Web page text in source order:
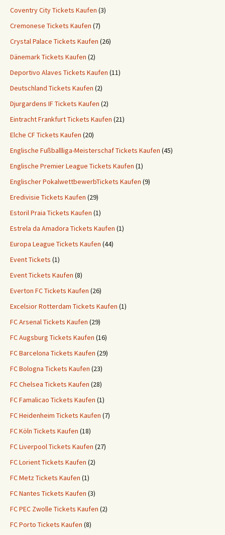
Coventry City Tickets Kaufen (3)
Cremonese Tickets Kaufen (7)
Crystal Palace Tickets Kaufen (26)
Dänemark Tickets Kaufen (2)
Deportivo Alaves Tickets Kaufen (11)
Deutschland Tickets Kaufen (2)
Djurgardens IF Tickets Kaufen (2)
Eintracht Frankfurt Tickets Kaufen (21)
Elche CF Tickets Kaufen (20)
Englische Fußballliga-Meisterschaf Tickets Kaufen (45)
Englische Premier League Tickets Kaufen (1)
Englischer PokalwettbewerbTickets Kaufen (9)
Eredivisie Tickets Kaufen (29)
Estoril Praia Tickets Kaufen (1)
Estrela da Amadora Tickets Kaufen (1)
Europa League Tickets Kaufen (44)
Event Tickets (1)
Event Tickets Kaufen (8)
Everton FC Tickets Kaufen (26)
Excelsior Rotterdam Tickets Kaufen (1)
FC Arsenal Tickets Kaufen (29)
FC Augsburg Tickets Kaufen (16)
FC Barcelona Tickets Kaufen (29)
FC Bologna Tickets Kaufen (23)
FC Chelsea Tickets Kaufen (28)
FC Famalicao Tickets Kaufen (1)
FC Heidenheim Tickets Kaufen (7)
FC Köln Tickets Kaufen (18)
FC Liverpool Tickets Kaufen (27)
FC Lorient Tickets Kaufen (2)
FC Metz Tickets Kaufen (1)
FC Nantes Tickets Kaufen (3)
FC PEC Zwolle Tickets Kaufen (2)
FC Porto Tickets Kaufen (8)